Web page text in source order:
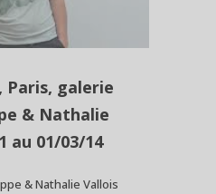
Paris, galerie
& Nathalie
au 01/03/14
& Nathalie Vallois